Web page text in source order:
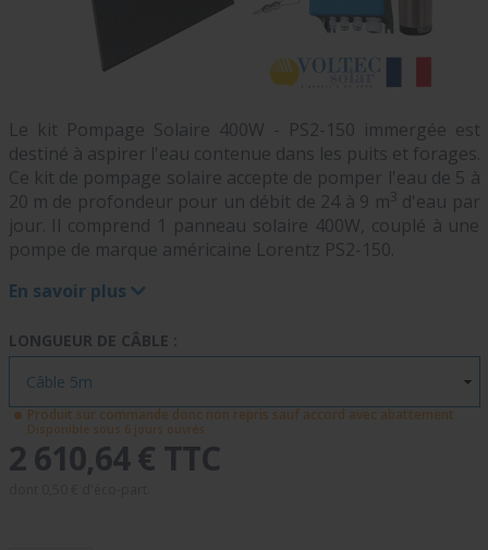
Le kit Pompage Solaire 400W - PS2-150 immergée est
destiné à aspirer l'eau contenue dans les puits et forages.
Ce kit de pompage solaire accepte de pomper l'eau de 5 à
20 m de profondeur pour un débit de 24 à 9 m3 d'eau par
jour. Il comprend 1 panneau solaire 400W, couplé à une
pompe de marque américaine Lorentz PS2-150.
En savoir plus
LONGUEUR DE CÂBLE :
Produit sur commande donc non repris sauf accord avec abattement
Disponible sous 6 jours ouvrés
2 610,64 € TTC